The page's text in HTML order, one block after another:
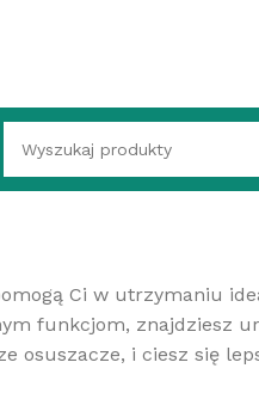
Ci w utrzymaniu
funkcjom, znajdziesz
osuszacze, i ciesz się